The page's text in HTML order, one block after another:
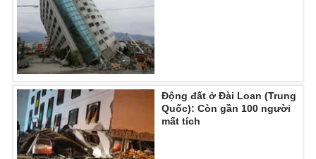
Tổng đài VTV:024.38 355 931 - 024.38 355 932
Ðiện thoại Thời báo VTV:024.66 897 897
Email:toasoan@vtv.vn
Liên hệ quảng cáo:024-7300.7108
Động đất ở Đài Loan (Trung
Quốc): Còn gần 100 người
mất tích